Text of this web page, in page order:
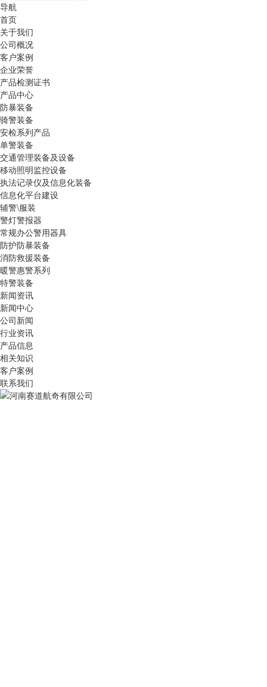
导航
首页
关于我们
公司概况
客户案例
企业荣誉
产品检测证书
产品中心
防暴装备
骑警装备
安检系列产品
单警装备
交通管理装备及设备
移动照明监控设备
执法记录仪及信息化装备
信息化平台建设
辅警\服装
警灯警报器
常规办公警用器具
防护防暴装备
消防救援装备
暖警惠警系列
特警装备
新闻资讯
新闻中心
公司新闻
行业资讯
产品信息
相关知识
客户案例
联系我们